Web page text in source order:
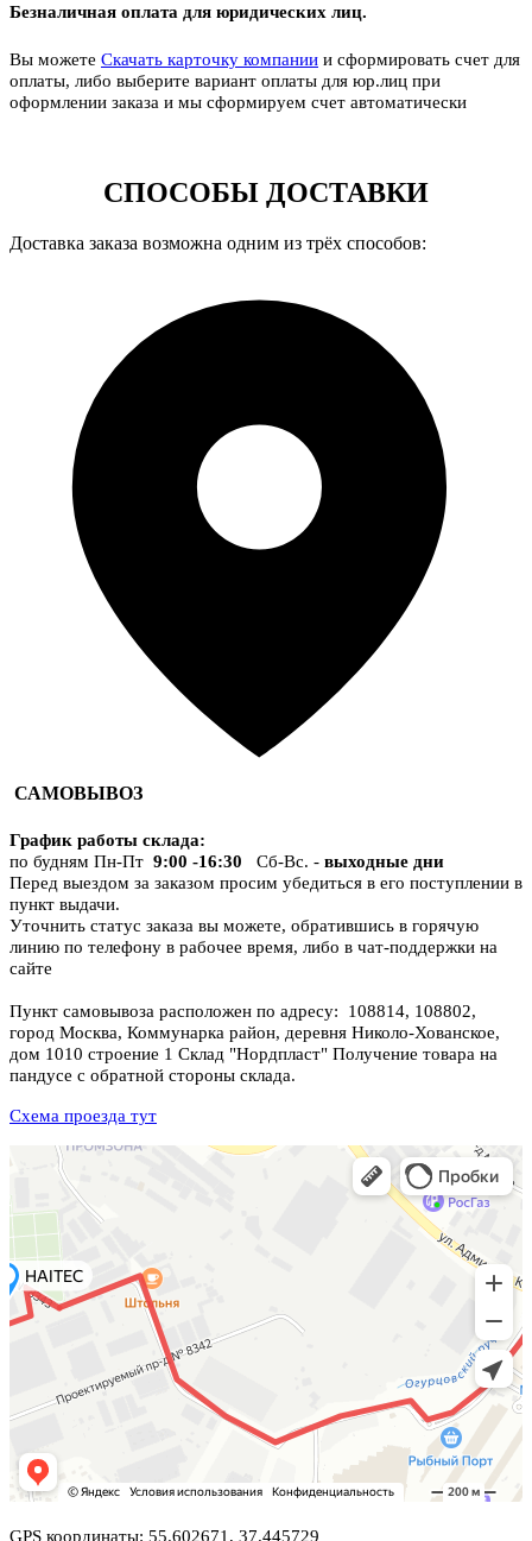
Безналичная оплата для юридических лиц.
Вы можете Скачать карточку компании и сформировать счет для
оплаты, либо выберите вариант оплаты для юр.лиц при
оформлении заказа и мы сформируем счет автоматически
СПОСОБЫ ДОСТАВКИ
Доставка заказа возможна одним из трёх способов:
САМОВЫВОЗ
График работы склада:
по будням Пн-Пт 9:00 -16:30 Сб-Вс. - выходные дни
Перед выездом за заказом просим убедиться в его поступлении в
пункт выдачи.
Уточнить статус заказа вы можете, обратившись в горячую
линию по телефону в рабочее время, либо в чат-поддержки на
сайте
Пункт самовывоза расположен по адресу: 108814, 108802,
город Москва, Коммунарка район, деревня Николо-Хованское,
дом 1010 строение 1 Склад "Нордпласт" Получение товара на
пандусе с обратной стороны склада.
Схема проезда тут
GPS координаты: 55.602671, 37.445729